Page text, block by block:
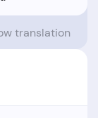
translation